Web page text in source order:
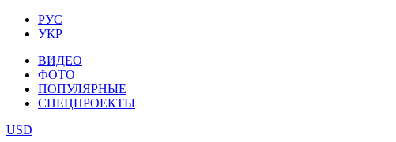
РУС
УКР
ВИДЕО
ФОТО
ПОПУЛЯРНЫЕ
СПЕЦПРОЕКТЫ
USD